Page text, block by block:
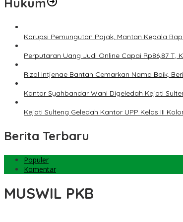
Hukum
Korupsi Pemungutan Pajak, Mantan Kepala
Perputaran Uang Judi Online Capai Rp86,87 T,
Rizal Intjenae Bantah Cemarkan Nama Baik,
Kantor Syahbandar Wani Digeledah Kejati
Kejati Sulteng Geledah Kantor UPP Kelas III
Berita Terbaru
Populer
Komentar
MUSWIL PKB